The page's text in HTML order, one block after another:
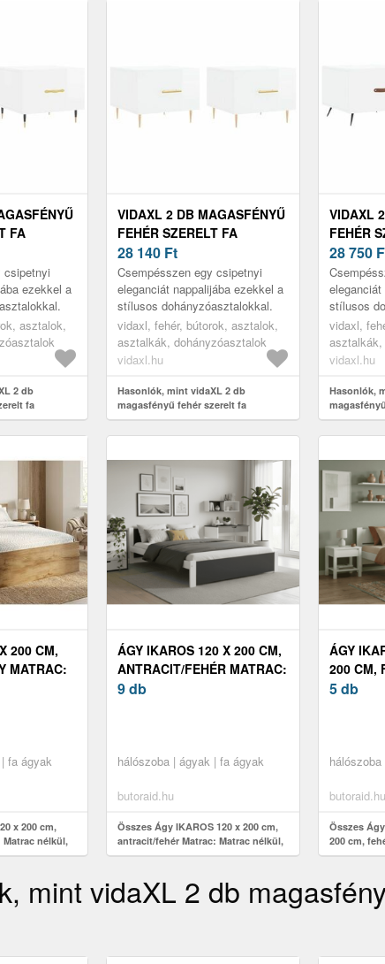
FA
50 X 50
csipetnyi
ezekkel a
asztalok,
2 db
fa
x 40 cm
VIDAXL 2 DB MAGASFÉNYŰ
FEHÉR SZERELT FA
DOHÁNYZÓASZTAL 50 X 50
X 40 CM
28 140 Ft
Csempésszen egy csipetnyi
eleganciát nappalijába ezekkel a
stílusos dohányzóasztalokkal.
vidaxl, fehér, bútorok, asztalok,
asztalkák, dohányzóasztalok
vidaxl.hu
Hasonlók, mint vidaXL 2 db
magasfényű fehér szerelt fa
dohányzóasztal 50 x 50 x 40 cm
VIDAXL
FEHÉR
X 40 CM
28 750
stílusos
vidaxl,
asztalkák,
vidaxl.hu
Hasonlók,
200 CM,
MATRAC:
fa ágyak
x 200 cm,
nélkül,
ÁGY IKAROS 120 X 200 CM,
ANTRACIT/FEHÉR MATRAC:
MATRAC NÉLKÜL,
9 db
hálószoba | ágyak | fa ágyak
butoraid.hu
Összes Ágy IKAROS 120 x 200 cm,
antracit/fehér Matrac: Matrac nélkül,
Ágyrács: Ágyrács nélkül
ÁGY
200 CM,
MATRAC
5 db
butoraid.hu
Összes
200 cm,
Ágyrács:
mint vidaXL 2 db